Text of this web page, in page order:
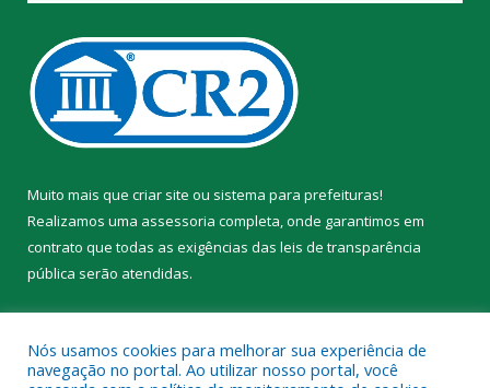
Muito mais que criar site ou sistema para prefeituras!
Realizamos uma assessoria completa, onde garantimos em
contrato que todas as exigências das leis de transparência
pública serão atendidas.
Nós usamos cookies para melhorar sua experiência de
navegação no portal. Ao utilizar nosso portal, você